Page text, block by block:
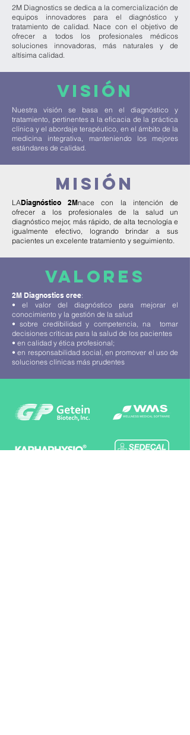
2M Diagnostics se dedica a la comercialización de
equipos innovadores para el diagnóstico y
tratamiento de calidad. Nace con el objetivo de
ofrecer a todos los profesionales médicos
soluciones innovadoras, más naturales y de
altísima calidad.
VISIÓN
Nuestra visión se basa en el diagnóstico y
tratamiento, pertinentes a la eficacia de la práctica
clínica y el abordaje terapéutico, en el ámbito de la
medicina integrativa, manteniendo los mejores
estándares de calidad.
MISIÓN
LADiagnóstico 2Mnace con la intención de
ofrecer a los profesionales de la salud un
diagnóstico mejor, más rápido, de alta tecnología e
igualmente efectivo, logrando brindar a sus
pacientes un excelente tratamiento y seguimiento.
VALORES
2M Diagnostics cree:
• el valor del diagnóstico para mejorar el
conocimiento y la gestión de la salud
• sobre credibilidad y competencia, na tomar
decisiones críticas para la salud de los pacientes
• en calidad y ética profesional;
• en responsabilidad social, en promover el uso de
soluciones clínicas más prudentes